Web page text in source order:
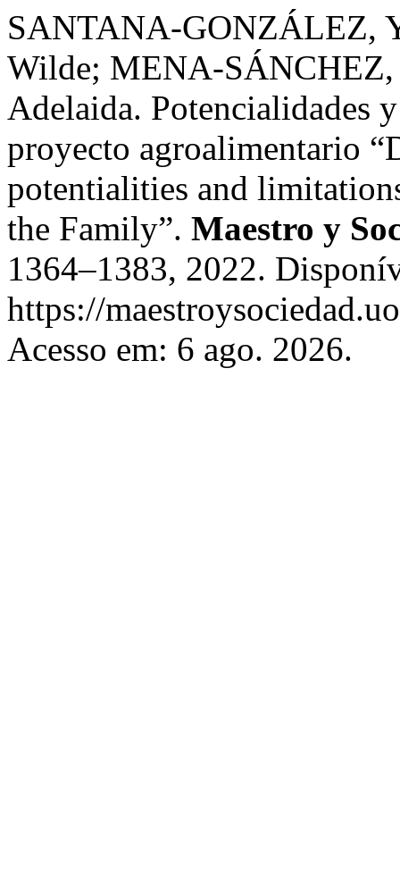
SANTANA-GONZÁLEZ,
Wilde; MENA-
Adelaida. Potencialidades
proyecto agroalimentario
potentialities and
the Family”. Maestro y
1364–1383, 2022.
https://
Acesso em: 6 ago. 2026.